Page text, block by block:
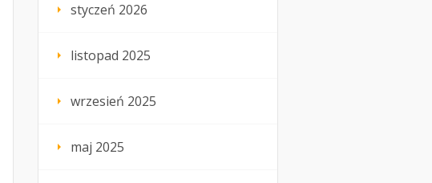
styczeń 2026
listopad 2025
wrzesień 2025
maj 2025